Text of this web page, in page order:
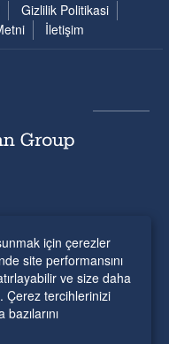
Gizlilik Politikasi
İletişim
için çerezler
site performansını
ve size daha
Çerez tercihlerinizi